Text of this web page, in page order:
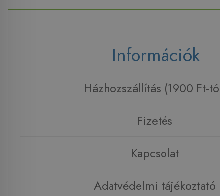
Információk
Házhozszállítás (1900 Ft-
Fizetés
Kapcsolat
Adatvédelmi tájékoztató